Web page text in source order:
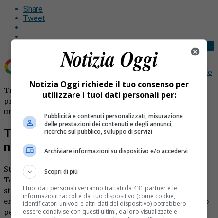
Share
Tweet
Fonte preferita su Google
Tragedia in montagna nel Torinese: un 66enne è morto
precipitando in un vallone mentre stava effettuando
un’escursione con un’amico.
Tragedia in montagna: muore 66enne
nel Torinese
Stava effettuando un’escursione sul monte Rama, nel
Torinese, assieme a un amico. A un certo punto, mentre
stavano affrontando un versante, è scivolato sul terreno
erboso e accidentato, ha perso l’equilibrio ed è precipitato
per decine di metri nel vallone. E’ morto così nella
Notizia Oggi richiede il tuo consenso per
utilizzare i tuoi dati personali per:
Pubblicità e contenuti personalizzati, misurazione
delle prestazioni dei contenuti e degli annunci,
ricerche sul pubblico, sviluppo di servizi
Archiviare informazioni su dispositivo e/o accedervi
Scopri di più
I tuoi dati personali verranno trattati da 431 partner e le
informazioni raccolte dal tuo dispositivo (come cookie,
identificatori univoci e altri dati del dispositivo) potrebbero
essere condivise con questi ultimi, da loro visualizzate e